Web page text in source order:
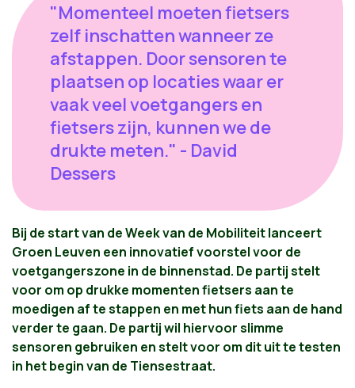
"Momenteel moeten fietsers
zelf inschatten wanneer ze
afstappen. Door sensoren te
plaatsen op locaties waar er
vaak veel voetgangers en
fietsers zijn, kunnen we de
drukte meten." - David
Dessers
Bij de start van de Week van de Mobiliteit lanceert
Groen Leuven een innovatief voorstel voor de
voetgangerszone in de binnenstad. De partij stelt
voor om op drukke momenten fietsers aan te
moedigen af te stappen en met hun fiets aan de hand
verder te gaan. De partij wil hiervoor slimme
sensoren gebruiken en stelt voor om dit uit te testen
in het begin van de Tiensestraat.